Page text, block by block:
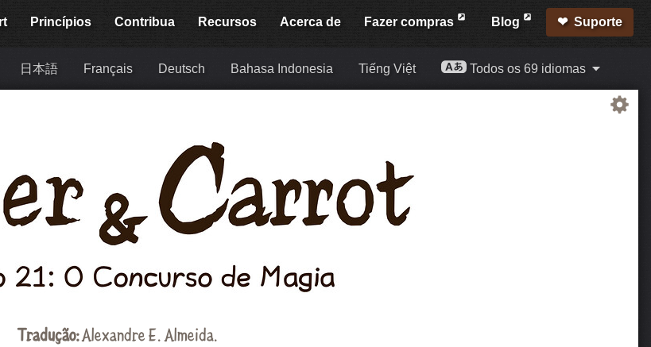
Princípios Contribua Recursos Acerca de Fazer compras Blog Suporte
日本語 Français Deutsch Bahasa Indonesia Tiếng Việt Todos os 69 idiomas
Tradução:Alexandre E. Almeida.